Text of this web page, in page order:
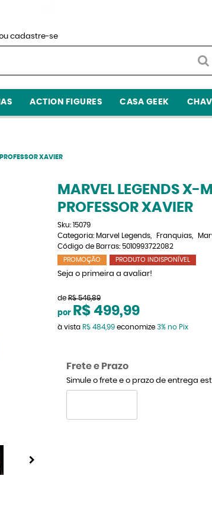
cadastre-se
ACTION FIGURES CASA GEEK
XAVIER
MARVEL LEGENDS X-
PROFESSOR XAVIER
Sku: 15079
Categoria: Marvel Legends Franquias
Código de Barras: 5010993722082
PROMOÇÃO PRODUTO INDISPONÍVEL
Seja o primeira a avaliar!
de R$ 546,89
por R$ 499,99
à vista R$ 484,99economize 3% no Pix
Frete e Prazo
Simule o frete e o prazo de entrega